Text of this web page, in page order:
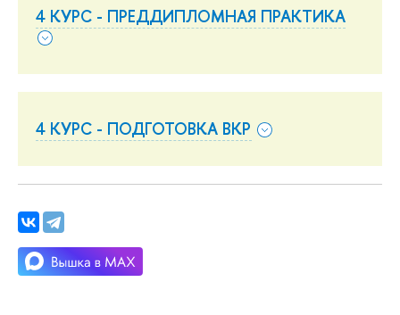
4 КУРС - ПРЕДДИПЛОМНАЯ ПРАКТИКА
4 КУРС - ПОДГОТОВКА ВКР